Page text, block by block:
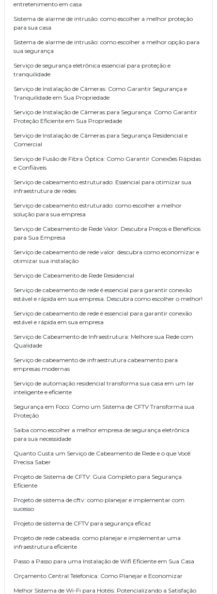
entretenimento em casa
Sistema de alarme de intrusão: como escolher a melhor proteção
para sua casa
Sistema de alarme de intrusão: como escolher a melhor opção para
sua segurança
Serviço de segurança eletrônica essencial para proteção e
tranquilidade
Serviço de Instalação de Câmeras: Como Garantir Segurança e
Tranquilidade em Sua Propriedade
Serviço de Instalação de Câmeras para Segurança: Como Garantir
Proteção Eficiente em Sua Propriedade
Serviço de Instalação de Câmeras para Segurança Residencial e
Comercial
Serviço de Fusão de Fibra Óptica: Como Garantir Conexões Rápidas
e Confiáveis
Serviço de cabeamento estruturado: Essencial para otimizar sua
infraestrutura de redes
Serviço de cabeamento estruturado: como escolher a melhor
solução para sua empresa
Serviço de Cabeamento de Rede Valor: Descubra Preços e Benefícios
para Sua Empresa
Serviço de cabeamento de rede valor: descubra como economizar e
otimizar sua instalação
Serviço de Cabeamento de Rede Residencial
Serviço de cabeamento de rede é essencial para garantir conexão
estável e rápida em sua empresa. Descubra como escolher o melhor!
Serviço de cabeamento de rede é essencial para garantir conexão
estável e rápida em sua empresa
Serviço de Cabeamento de Infraestrutura: Melhore sua Rede com
Qualidade
Serviço de cabeamento de infraestrutura cabeamento para
empresas modernas
Serviço de automação residencial transforma sua casa em um lar
inteligente e eficiente
Segurança em Foco: Como um Sistema de CFTV Transforma sua
Proteção
Saiba como escolher a melhor empresa de segurança eletrônica
para sua necessidade
Quanto Custa um Serviço de Cabeamento de Rede e o que Você
Precisa Saber
Projeto de Sistema de CFTV: Guia Completo para Segurança
Eficiente
Projeto de sistema de cftv: como planejar e implementar com
sucesso
Projeto de sistema de CFTV para segurança eficaz
Projeto de rede cabeada: como planejar e implementar uma
infraestrutura eficiente
Passo a Passo para uma Instalação de Wifi Eficiente em Sua Casa
Orçamento Central Telefonica: Como Planejar e Economizar
Melhor Sistema de Wi-Fi para Hotéis: Potencializando a Satisfação